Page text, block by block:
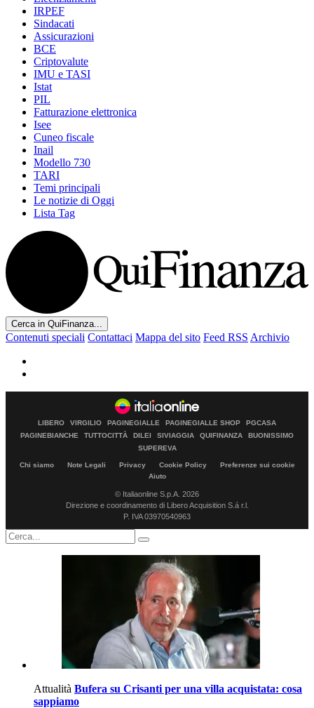
IRPEF
Sindacati
Assicurazioni
BCE
Criptovalute
IMU e TASI
Istat
PIL
Fatturazione elettronica
Isee
Cuneo fiscale
Inail
Modello 730
TARI
Temi principali
Le notizie di Oggi
Lista Tag
Cerca in QuiFinanza...
Contenuti speciali Contattaci Mappa del sito Feed RSS Archivio
LIBERO VIRGILIO PAGINEGIALLE PAGINEGIALLE SHOP
PGCASA
PAGINEBIANCHE
TUTTOCITTÀ DILEI SIVIAGGIA QUIFINANZA
BUONISSIMO
SUPEREVA
Chi siamo Note Legali Privacy Cookie Policy
Preferenze sui cookie
Aiuto
© Italiaonline S.p.A. 2026
Direzione e coordinamento di Libero Acquisition S.á r.l.
P. IVA 03970540963
Attualità Bufera su Crisanti per una villa acquistata: cosa
sappiamo